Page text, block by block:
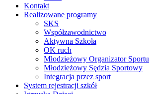
Kontakt
Realizowane programy
SKS
Współzawodnictwo
Aktywna Szkoła
OK ruch
Młodzieżowy Organizator Sportu
Młodzieżowy Sędzia Sportowy
Integracja przez sport
System rejestracji szkół